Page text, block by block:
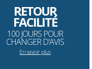
RETOUR
FACILITÉ
100 JOURS POUR
CHANGER D'AVIS
En savoir plus